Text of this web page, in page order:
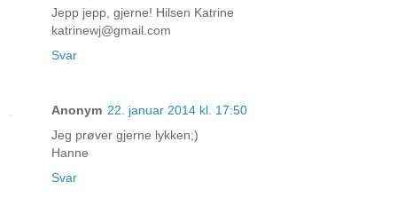
Jepp jepp, gjerne! Hilsen Katrine
katrinewj@gmail.com
Svar
Anonym 22. januar 2014 kl. 17:50
Jeg prøver gjerne lykken;)
Hanne
Svar